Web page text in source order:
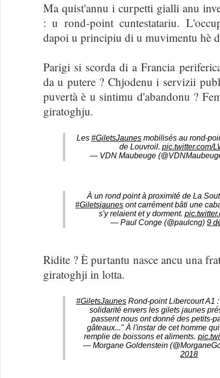
Ma quist'annu i curpetti gialli anu
: u rond-point cuntestatariu.
dapoi u principiu di u muvimentu hè
Parigi si scorda di a Francia
da u putere ? Chjodenu i servizii
puvertà è u sintimu d'abandonu ?
giratoghju.
Les #GiletsJaunesmobilisés au rond-
de Louvroil.pic.twitter.com/
— VDN Maubeuge
À un rond point à proximité de La
#Giletsjaunes ont carrément bâti une
s'y relaient et y dorment.
— Paul Conge (@paulcng)9
Ridite ? È purtantu nasce ancu una
giratoghji in lotta.
#GiletsJaunesRond-point Libercourt A1
solidarité envers les gilets jaunes
passent nous ont donné des petits-
gâteaux..." À l'instar de cet homme
remplie de boissons et aliments.
— Morgane Goldenstein
2018